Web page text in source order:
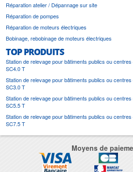
Réparation atelier / Dépannage sur site
Réparation de pompes
Réparation de moteurs électriques
Bobinage, rebobinage de moteurs électriques
TOP PRODUITS
Station de relevage pour bâtiments publics ou
SC4.0 T
Station de relevage pour bâtiments publics ou
SC3.0 T
Station de relevage pour bâtiments publics ou
SC5.5 T
Station de relevage pour bâtiments publics ou
SC7.5 T
Moyens de